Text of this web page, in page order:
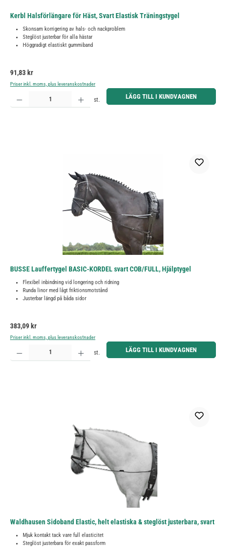
Kerbl Halsförlängare för Häst, Svart Elastisk Träningstygel
Skonsam korrigering av hals- och nackproblem
Steglöst justerbar för alla hästar
Höggradigt elastiskt gummiband
Ordinarie pris:
91,83 kr
Priser inkl. moms, plus leveranskostnader
Produktkvantitet: Ange önskat belopp eller använd knapparna för att öka eller minska kvantiteten.
st. LÄGG TILL I KUNDVAGNEN
BUSSE Lauffertygel BASIC-KORDEL svart COB/FULL, Hjälptygel
Flexibel inbindning vid longering och ridning
Runda linor med lågt friktionsmotstånd
Justerbar längd på båda sidor
Ordinarie pris:
383,09 kr
Priser inkl. moms, plus leveranskostnader
Produktkvantitet: Ange önskat belopp eller använd knapparna för att öka eller minska kvantiteten.
st. LÄGG TILL I KUNDVAGNEN
Waldhausen Sidoband Elastic, helt elastiska & steglöst justerbara, svart
Mjuk kontakt tack vare full elasticitet
Steglöst justerbara för exakt passform